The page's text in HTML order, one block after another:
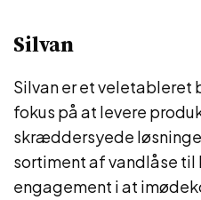
Silvan
Silvan er et veletableret
fokus på at levere
skræddersyede
sortiment af vandlåse
engagement i at